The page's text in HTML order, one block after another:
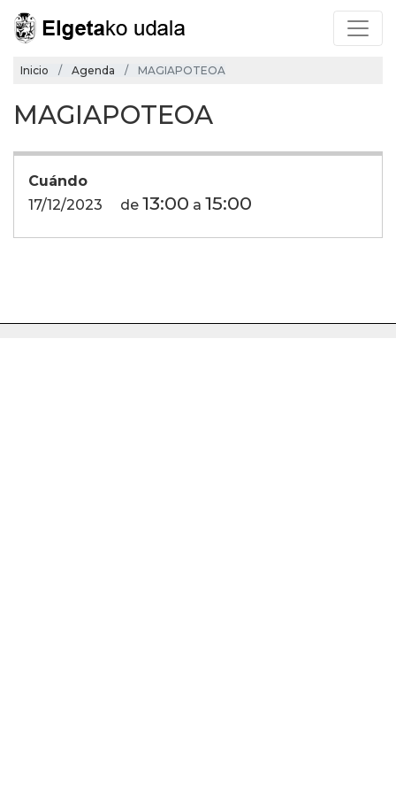
Inicio Agenda MAGIAPOTEOA
MAGIAPOTEOA
Cuándo
17/12/2023
de 13:00 a 15:00